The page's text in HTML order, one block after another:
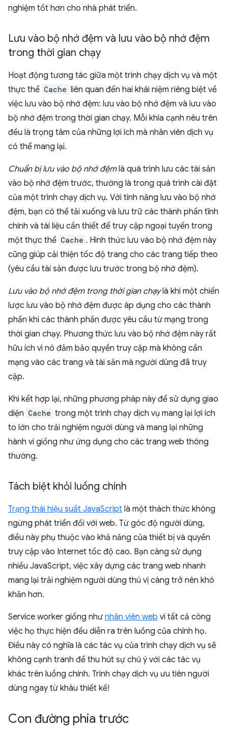
nghiệm tốt hơn cho nhà phát triển.
Lưu vào bộ nhớ đệm và lưu vào bộ nhớ đệm
trong thời gian chạy
Hoạt động tương tác giữa một trình chạy dịch vụ và một
thực thể Cache liên quan đến hai khái niệm riêng biệt về
việc lưu vào bộ nhớ đệm: lưu vào bộ nhớ đệm và lưu vào
bộ nhớ đệm trong thời gian chạy. Mỗi khía cạnh nêu trên
đều là trọng tâm của những lợi ích mà nhân viên dịch vụ
có thể mang lại.
Chuẩn bị lưu vào bộ nhớ đệmlà quá trình lưu các tài sản
vào bộ nhớ đệm trước, thường là trong quá trình cài đặt
của một trình chạy dịch vụ. Với tính năng lưu vào bộ nhớ
đệm, bạn có thể tải xuống và lưu trữ các thành phần tĩnh
chính và tài liệu cần thiết để truy cập ngoại tuyến trong
một thực thể Cache . Hình thức lưu vào bộ nhớ đệm này
cũng giúp cải thiện tốc độ trang cho các trang tiếp theo
(yêu cầu tài sản được lưu trước trong bộ nhớ đệm).
Lưu vào bộ nhớ đệm trong thời gian chạylà khi một chiến
lược lưu vào bộ nhớ đệm được áp dụng cho các thành
phần khi các thành phần được yêu cầu từ mạng trong
thời gian chạy. Phương thức lưu vào bộ nhớ đệm này rất
hữu ích vì nó đảm bảo quyền truy cập mà không cần
mạng vào các trang và tài sản mà người dùng đã truy
cập.
Khi kết hợp lại, những phương pháp này để sử dụng giao
diện Cache trong một trình chạy dịch vụ mang lại lợi ích
to lớn cho trải nghiệm người dùng và mang lại những
hành vi giống như ứng dụng cho các trang web thông
thường.
Tách biệt khỏi luồng chính
Trạng thái hiệu suất JavaScript là một thách thức không
ngừng phát triển đối với web. Từ góc độ người dùng,
điều này phụ thuộc vào khả năng của thiết bị và quyền
truy cập vào Internet tốc độ cao. Bạn càng sử dụng
nhiều JavaScript, việc xây dựng các trang web nhanh
mang lại trải nghiệm người dùng thú vị càng trở nên khó
khăn hơn.
Service worker giống như nhân viên web vì tất cả công
việc họ thực hiện đều diễn ra trên luồng của chính họ.
Điều này có nghĩa là các tác vụ của trình chạy dịch vụ sẽ
không cạnh tranh để thu hút sự chú ý với các tác vụ
khác trên luồng chính. Trình chạy dịch vụ ưu tiên người
dùng ngay từ khâu thiết kế!
Con đường phía trước